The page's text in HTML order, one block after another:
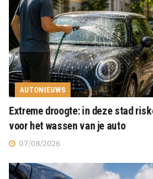
AUTONIEUWS
Extreme droogte: in deze stad
voor het wassen van je auto
07/08/2026